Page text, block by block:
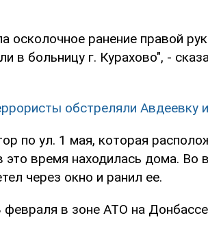
осколочное ранение правой
в больницу г. Курахово", -
обстреляли Авдеевку
по ул. 1 мая, которая
это время находилась дома. Во
через окно и ранил ее.
февраля в зоне АТО на